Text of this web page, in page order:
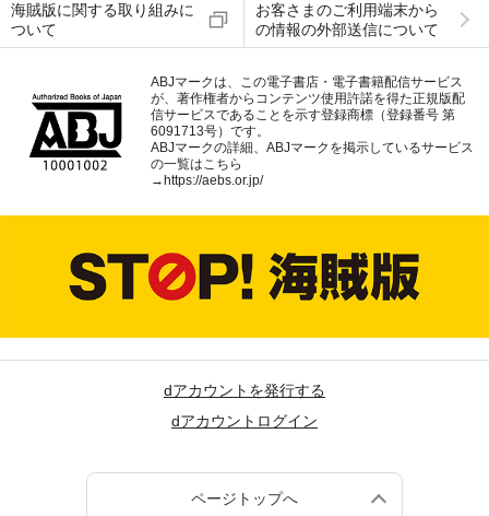
海賊版に関する取り組みに
ついて
お客さまのご利用端末から
の情報の外部送信について
ABJマークは、この電子書店・電子書籍配信サービス
が、著作権者からコンテンツ使用許諾を得た正規版配
信サービスであることを示す登録商標（登録番号 第
6091713号）です。
ABJマークの詳細、ABJマークを掲示しているサービス
の一覧はこちら
→ https://aebs.or.jp/
dアカウントを発行する
dアカウントログイン
ページトップへ